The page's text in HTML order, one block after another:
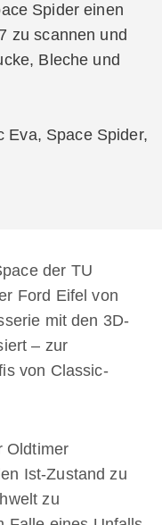
Spider einen
zu scannen und
Bleche und
Eva, Space Spider,
der TU
Ford Eifel von
mit den 3D-
– zur
von Classic-
Oldtimer
Ist-Zustand zu
zu